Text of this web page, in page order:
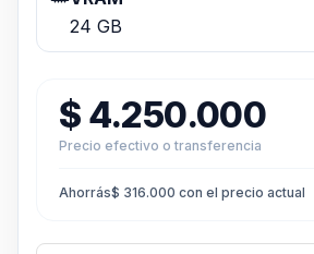
24 GB
$ 4.250.000
Precio efectivo o transferencia
Ahorrás$ 316.000 con el precio actual